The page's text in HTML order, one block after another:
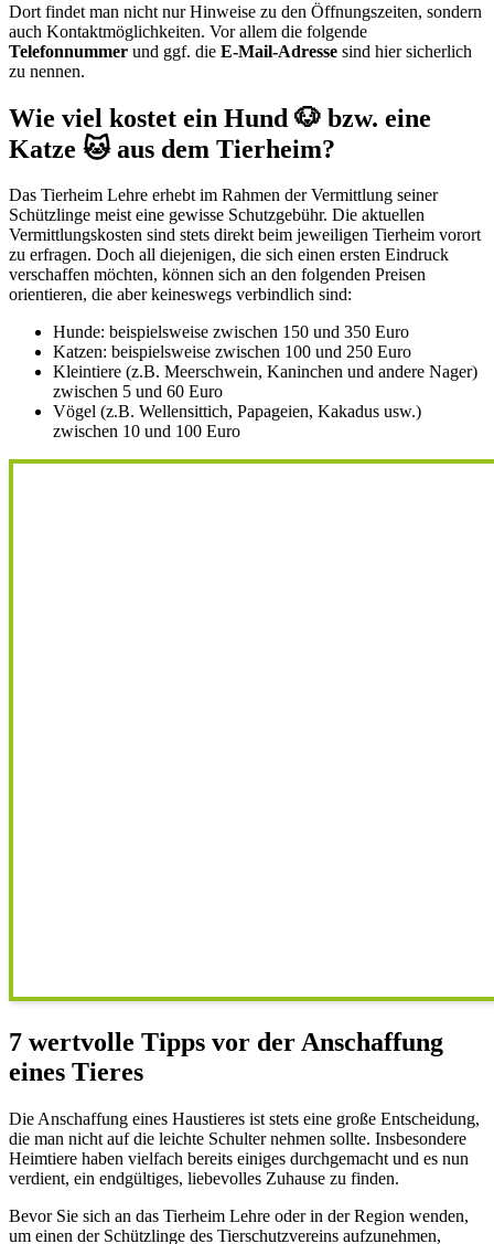
Dort findet man nicht nur Hinweise zu den Öffnungszeiten, sondern
auch Kontaktmöglichkeiten. Vor allem die folgende
Telefonnummer und ggf. die E-Mail-Adresse sind hier sicherlich
zu nennen.
Wie viel kostet ein Hund 🐶 bzw. eine
Katze 🐱 aus dem Tierheim?
Das Tierheim Lehre erhebt im Rahmen der Vermittlung seiner
Schützlinge meist eine gewisse Schutzgebühr. Die aktuellen
Vermittlungskosten sind stets direkt beim jeweiligen Tierheim vorort
zu erfragen. Doch all diejenigen, die sich einen ersten Eindruck
verschaffen möchten, können sich an den folgenden Preisen
orientieren, die aber keineswegs verbindlich sind:
Hunde: beispielsweise zwischen 150 und 350 Euro
Katzen: beispielsweise zwischen 100 und 250 Euro
Kleintiere (z.B. Meerschwein, Kaninchen und andere Nager)
zwischen 5 und 60 Euro
Vögel (z.B. Wellensittich, Papageien, Kakadus usw.)
zwischen 10 und 100 Euro
7 wertvolle Tipps vor der Anschaffung
eines Tieres
Die Anschaffung eines Haustieres ist stets eine große Entscheidung,
die man nicht auf die leichte Schulter nehmen sollte. Insbesondere
Heimtiere haben vielfach bereits einiges durchgemacht und es nun
verdient, ein endgültiges, liebevolles Zuhause zu finden.
Bevor Sie sich an das Tierheim Lehre oder in der Region wenden,
um einen der Schützlinge des Tierschutzvereins aufzunehmen,